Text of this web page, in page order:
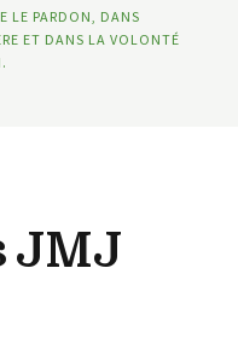
LE PARDON, DANS
ET DANS LA VOLONTÉ
JMJ